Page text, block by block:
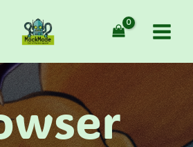
populariteit